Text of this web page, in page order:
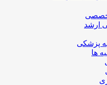
تخصصی
ارشد
پزشکی
ها